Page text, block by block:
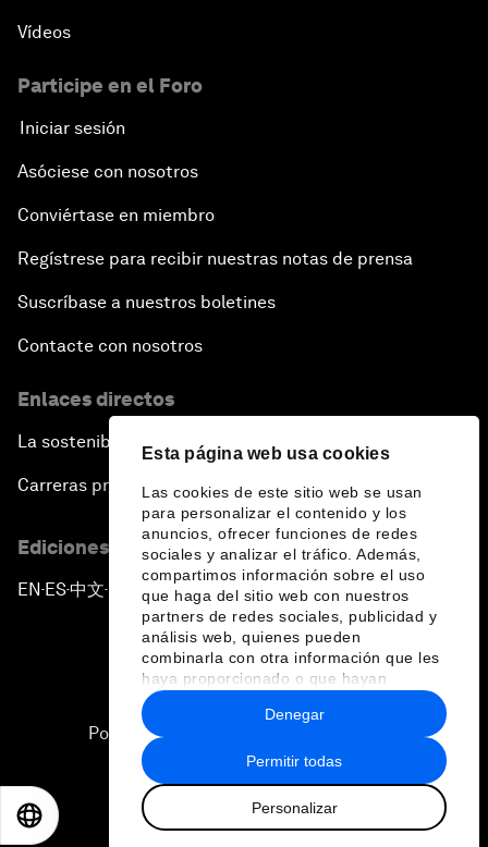
Esta página web usa cookies
Las cookies de este sitio web se usan
para personalizar el contenido y los
anuncios, ofrecer funciones de redes
sociales y analizar el tráfico. Además,
compartimos información sobre el uso
que haga del sitio web con nuestros
partners de redes sociales, publicidad y
análisis web, quienes pueden
combinarla con otra información que les
haya proporcionado o que hayan
recopilado a partir del uso que haya
hecho de sus servicios.
Permitir todas
Personalizar
Denegar
Vídeos
Participe en el Foro
Iniciar sesión
Asóciese con nosotros
Conviértase en miembro
Regístrese para recibir nuestras notas de prensa
Suscríbase a nuestros boletines
Contacte con nosotros
Enlaces directos
La sostenibilidad en el Foro
Carreras profesionales
Ediciones en otros idiomas
EN ▪ES▪中文▪ 日本語
Política de privacidad y normas de uso
Sitemap
2026 Foro Económico Mundial